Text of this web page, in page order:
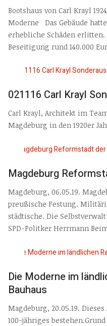
Bootshaus von Carl Krayl
Moderne Das Gebäude
erhebliche Schäden erlitten.
Beseitigung rund 140.000
021116 Carl Krayl
Carl Krayl, Architekt im
Magdeburg in den 1920er
Magdeburg
Magdeburg, 06.05.19.
preußische Festung.
städtische. Die
SPD-Politker Herrmann
Die Moderne im
Bauhaus
Magdeburg, 20.05.19.
100-jähriges